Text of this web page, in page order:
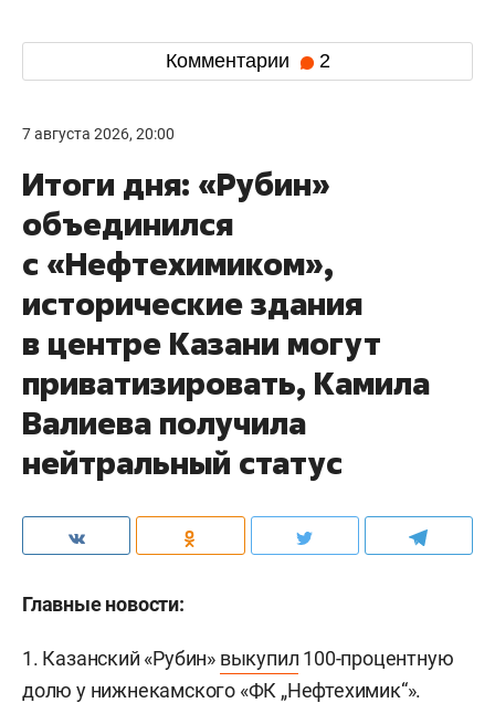
Комментарии 2
7 августа 2026, 20:00
Итоги дня: «Рубин»
объединился
с «Нефтехимиком»,
исторические здания
в центре Казани могут
приватизировать, Камила
Валиева получила
нейтральный статус
Главные новости:
1. Казанский «Рубин» выкупил 100-процентную
долю у нижнекамского «ФК „Нефтехимик“».